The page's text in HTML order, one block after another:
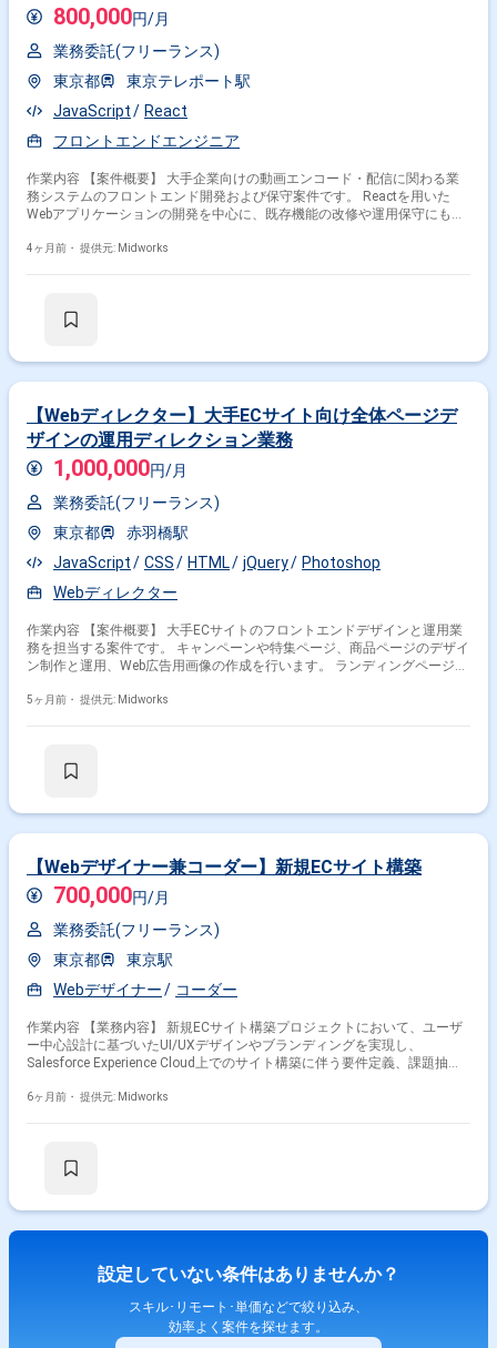
800,000円/月
業務委託(フリーランス)
東京都
東京テレポート駅
JavaScript
React
フロントエンドエンジニア
作業内容 【案件概要】 大手企業向けの動画エンコード・配信に関わる業
務システムのフロントエンド開発および保守案件です。 Reactを用いた
Webアプリケーションの開発を中心に、既存機能の改修や運用保守にも対
MediaConvert）と連携しながら、動画配信基盤を支えるシステム開発に携
を考慮した画面開発 ・AWS環境（EC2、RDS、S3、Lambda、
4ヶ月前・ 提供元: Midworks
【Webディレクター】大手ECサイト向け全体ページデ
ザインの運用ディレクション業務
1,000,000円/月
業務委託(フリーランス)
東京都
赤羽橋駅
JavaScript
CSS HTML jQuery
Photoshop
Webディレクター
作業内容 【案件概要】 大手ECサイトのフロントエンドデザインと運用業
務を担当する案件です。 キャンペーンや特集ページ、商品ページのデザイ
ン制作と運用、Web広告用画像の作成を行います。 ランディングページや
JavaScriptを用いたコーディングやデザインデータの校正業務も実施しま
・HTML5、CSS3、JavaScript(jQuery)を用いたコーディング ・メルマガ・
5ヶ月前・ 提供元: Midworks
【Webデザイナー兼コーダー】新規ECサイト構築
700,000円/月
業務委託(フリーランス)
東京都
東京駅
Webデザイナー
コーダー
作業内容 【業務内容】 新規ECサイト構築プロジェクトにおいて、ユーザ
ー中心設計に基づいたUI/UXデザインやブランディングを実現し、
Salesforce Experience Cloud上でのサイト構築に伴う要件定義、課題抽
を通じたデザインプロセスの推進を担当します。 【作業内容】 ・お客様
デザインプロセスの推進
6ヶ月前・ 提供元: Midworks
設定していない条件はありませんか？
スキル･リモート･単価などで絞り込み、
効率よく案件を探せます。
JavaScript × サービス
特徴で絞り込む
JavaScript × 副業 JavaScript × 在宅・リモート
その他の条件で検索する
その他開発言語・スキルから探す